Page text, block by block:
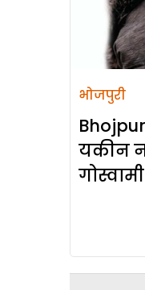
भोजपुरी
यकीन
गोस्वामी